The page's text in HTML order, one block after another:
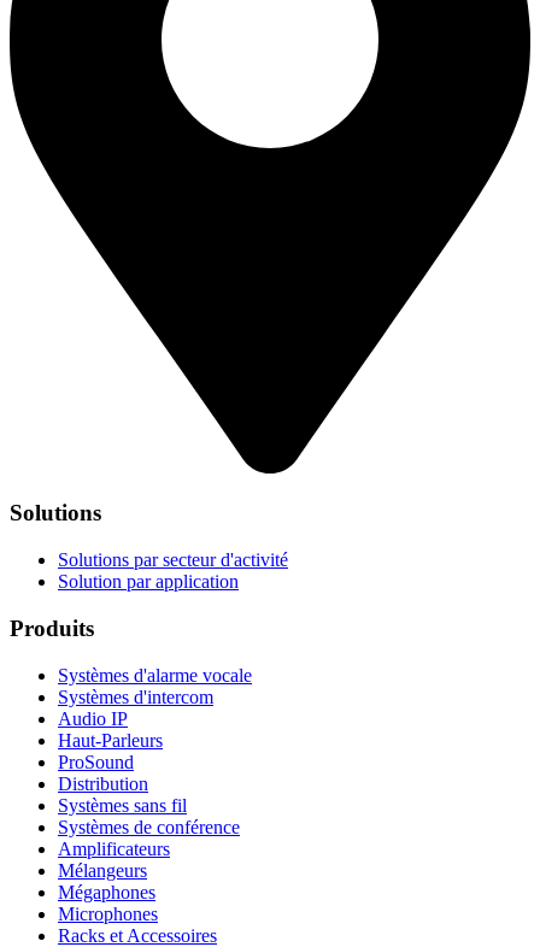
Solutions
Solutions par secteur d'activité
Solution par application
Produits
Systèmes d'alarme vocale
Systèmes d'intercom
Audio IP
Haut-Parleurs
ProSound
Distribution
Systèmes sans fil
Systèmes de conférence
Amplificateurs
Mélangeurs
Mégaphones
Microphones
Racks et Accessoires